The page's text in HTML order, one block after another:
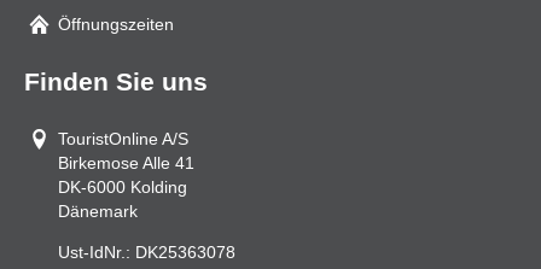
Mail
Öffnungszeiten
Finden Sie uns
TouristOnline A/S
Birkemose Alle 41
DK-6000 Kolding
Dänemark
Ust-IdNr.: DK25363078